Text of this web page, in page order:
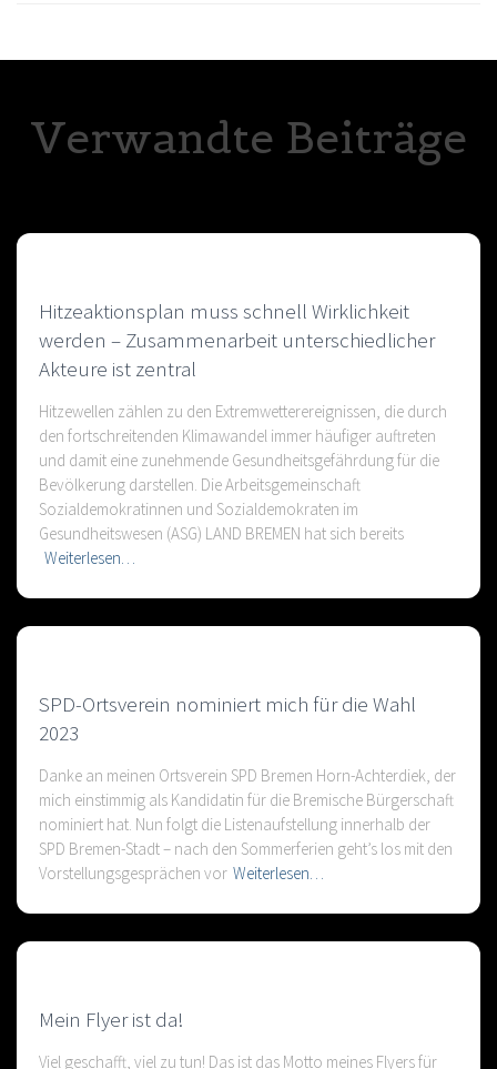
Verwandte Beiträge
Hitzeaktionsplan muss schnell Wirklichkeit
werden – Zusammenarbeit unterschiedlicher
Akteure ist zentral
Hitzewellen zählen zu den Extremwetterereignissen, die durch
den fortschreitenden Klimawandel immer häufiger auftreten
und damit eine zunehmende Gesundheitsgefährdung für die
Bevölkerung darstellen. Die Arbeitsgemeinschaft
Sozialdemokratinnen und Sozialdemokraten im
Gesundheitswesen (ASG) LAND BREMEN hat sich bereits
Weiterlesen…
SPD-Ortsverein nominiert mich für die Wahl
2023
Danke an meinen Ortsverein SPD Bremen Horn-Achterdiek, der
mich einstimmig als Kandidatin für die Bremische Bürgerschaft
nominiert hat. Nun folgt die Listenaufstellung innerhalb der
SPD Bremen-Stadt – nach den Sommerferien geht’s los mit den
Vorstellungsgesprächen vor Weiterlesen…
Mein Flyer ist da!
Viel geschafft, viel zu tun! Das ist das Motto meines Flyers für